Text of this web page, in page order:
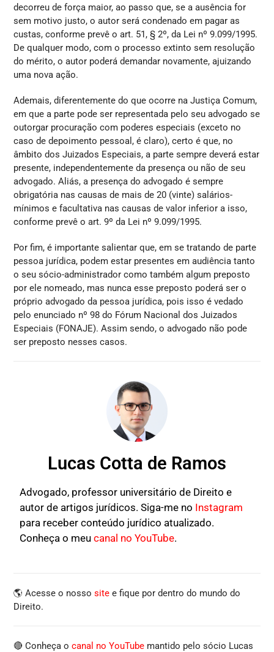
decorreu de força maior, ao passo que, se a ausência for
sem motivo justo, o autor será condenado em pagar as
custas, conforme prevê o art. 51, § 2º, da Lei nº 9.099/1995.
De qualquer modo, com o processo extinto sem resolução
do mérito, o autor poderá demandar novamente, ajuizando
uma nova ação.
Ademais, diferentemente do que ocorre na Justiça Comum,
em que a parte pode ser representada pelo seu advogado se
outorgar procuração com poderes especiais (exceto no
caso de depoimento pessoal, é claro), certo é que, no
âmbito dos Juizados Especiais, a parte sempre deverá estar
presente, independentemente da presença ou não de seu
advogado. Aliás, a presença do advogado é sempre
obrigatória nas causas de mais de 20 (vinte) salários-
mínimos e facultativa nas causas de valor inferior a isso,
conforme prevê o art. 9º da Lei nº 9.099/1995.
Por fim, é importante salientar que, em se tratando de parte
pessoa jurídica, podem estar presentes em audiência tanto
o seu sócio-administrador como também algum preposto
por ele nomeado, mas nunca esse preposto poderá ser o
próprio advogado da pessoa jurídica, pois isso é vedado
pelo enunciado nº 98 do Fórum Nacional dos Juizados
Especiais (FONAJE). Assim sendo, o advogado não pode
ser preposto nesses casos.
Lucas Cotta de Ramos
Advogado, professor universitário de Direito e
autor de artigos jurídicos. Siga-me no Instagram
para receber conteúdo jurídico atualizado.
Conheça o meucanal no YouTube.
🌎 Acesse o nossosite e fique por dentro do mundo do
Direito.
🔴 Conheça ocanal no YouTube mantido pelo sócio Lucas